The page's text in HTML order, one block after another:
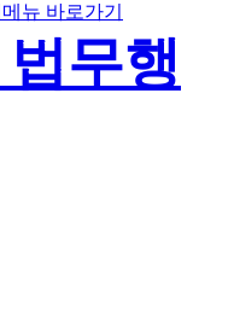
뉴 바로가기